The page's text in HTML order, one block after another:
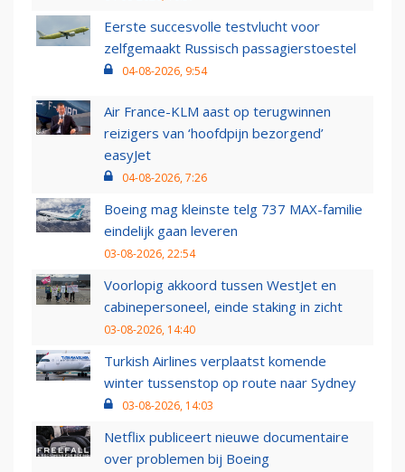
Eerste succesvolle testvlucht voor
zelfgemaakt Russisch passagierstoestel
04-08-2026, 9:54
Air France-KLM aast op terugwinnen
reizigers van ‘hoofdpijn bezorgend’
easyJet
04-08-2026, 7:26
Boeing mag kleinste telg 737 MAX-familie
eindelijk gaan leveren
03-08-2026, 22:54
Voorlopig akkoord tussen WestJet en
cabinepersoneel, einde staking in zicht
03-08-2026, 14:40
Turkish Airlines verplaatst komende
winter tussenstop op route naar Sydney
03-08-2026, 14:03
Netflix publiceert nieuwe documentaire
over problemen bij Boeing